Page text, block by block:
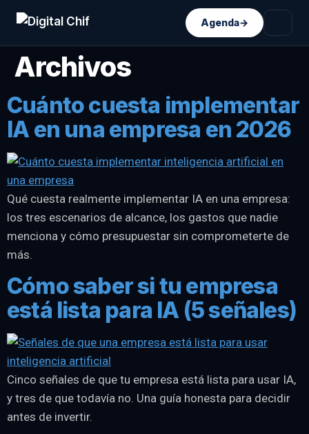
Agenda→
Archivos
Cuánto cuesta implementar
IA en una empresa en 2026
Qué cuesta realmente implementar IA en una empresa:
los tres escenarios de alcance, los gastos que nadie
menciona y cómo presupuestar sin comprometerte de
más.
Cómo saber si tu empresa
está lista para IA (5 señales)
Cinco señales de que tu empresa está lista para usar IA,
y tres de que todavía no. Una guía honesta para decidir
antes de invertir.